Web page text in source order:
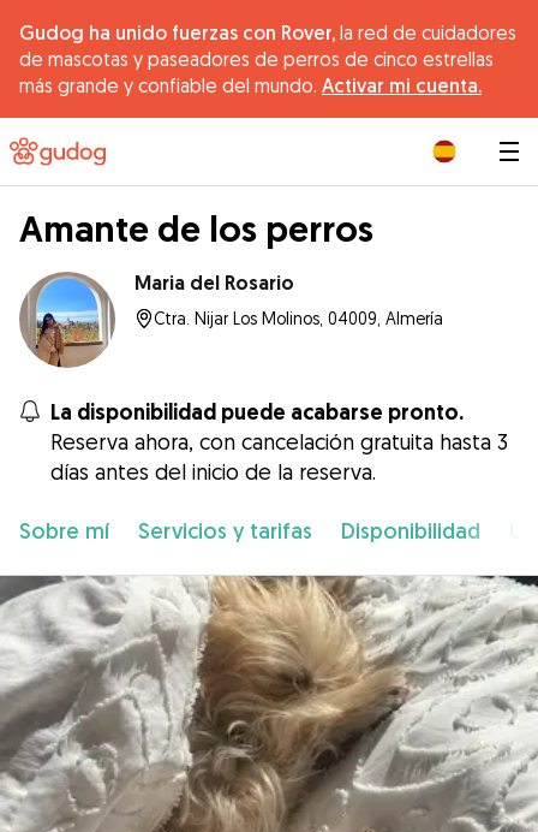
Gudog ha unido fuerzas con Rover, la red de cuidadores
de mascotas y paseadores de perros de cinco estrellas
más grande y confiable del mundo. Activar mi cuenta.
Amante de los perros
Maria del Rosario
Ctra. Nijar Los Molinos, 04009, Almería
La disponibilidad puede acabarse pronto.
Reserva ahora, con cancelación gratuita hasta 3
días antes del inicio de la reserva.
Sobre mí Servicios y tarifas Disponibilidad